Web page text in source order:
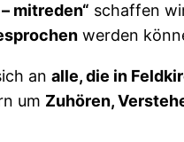
mitreden“ schaffen
werden
an alle, die in
um Zuhören,